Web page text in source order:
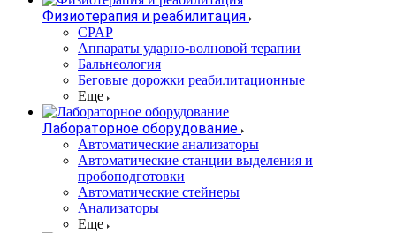
Физиотерапия и реабилитация
CPAP
Аппараты ударно-волновой терапии
Бальнеология
Беговые дорожки реабилитационные
Еще
Лабораторное оборудование
Автоматические анализаторы
Автоматические станции выделения и
пробоподготовки
Автоматические стейнеры
Анализаторы
Еще